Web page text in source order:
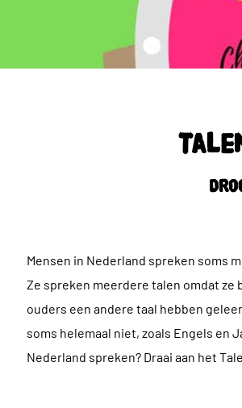
Mensen in Nederland spreken soms
Ze spreken meerdere talen omdat ze
ouders een andere taal hebben
soms helemaal niet, zoals Engels en
Nederland spreken? Draai aan het